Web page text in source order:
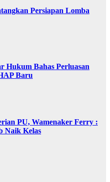
Persiapan Lomba
Hukum Bahas Perluasan
Baru
PU, Wamenaker Ferry :
Naik Kelas